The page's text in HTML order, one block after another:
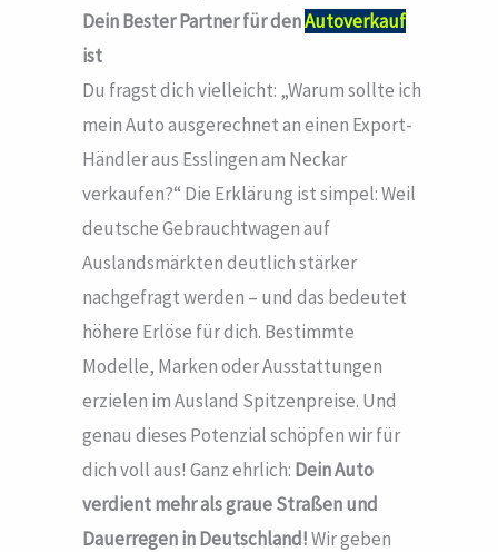
Dein Bester Partner für denAutoverkauf
ist
Du fragst dich vielleicht: „Warum sollte ich
mein Auto ausgerechnet an einen Export-
Händler aus Esslingen am Neckar
verkaufen?“ Die Erklärung ist simpel: Weil
deutsche Gebrauchtwagen auf
Auslandsmärkten deutlich stärker
nachgefragt werden – und das bedeutet
höhere Erlöse für dich. Bestimmte
Modelle, Marken oder Ausstattungen
erzielen im Ausland Spitzenpreise. Und
genau dieses Potenzial schöpfen wir für
dich voll aus! Ganz ehrlich: Dein Auto
verdient mehr als graue Straßen und
Dauerregen in Deutschland!Wir geben